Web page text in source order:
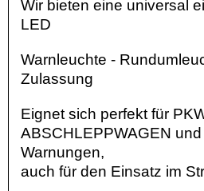
Wir bieten eine universal
LED
Warnleuchte -
Zulassung
Eignet sich perfekt für
ABSCHLEPPWAGEN
Warnungen,
auch für den Einsatz im